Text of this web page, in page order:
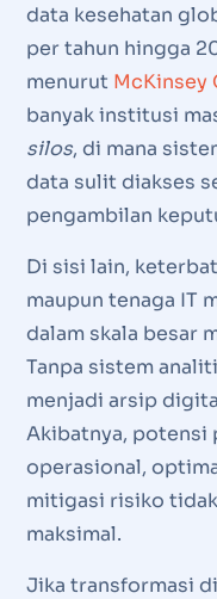
data kesehatan
per tahun hingga
menurut McKinsey
banyak institusi
silos, di mana
data sulit diakses
pengambilan
Di sisi lain,
maupun tenaga IT
dalam skala besar
Tanpa sistem
menjadi arsip
Akibatnya, potensi
operasional,
mitigasi risiko
maksimal.
Jika transformasi